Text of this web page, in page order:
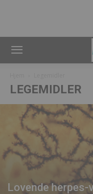
LEGEMIDLER
Lovende